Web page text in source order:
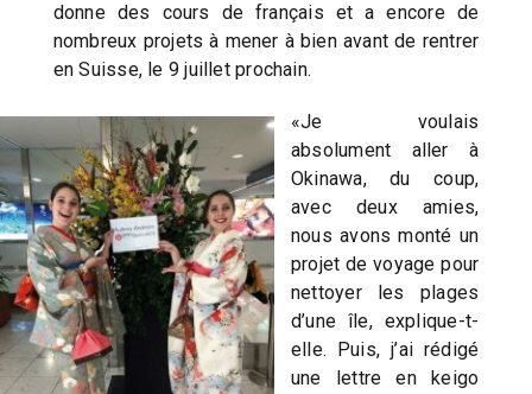
donne des cours de français et a encore de
nombreux projets à mener à bien avant de rentrer
en Suisse, le 9 juillet prochain.
«Je voulais
absolument aller à
Okinawa, du coup,
avec deux amies,
nous avons monté un
projet de voyage pour
nettoyer les plages
d’une île, explique-t-
elle. Puis, j’ai rédigé
une lettre en keigo